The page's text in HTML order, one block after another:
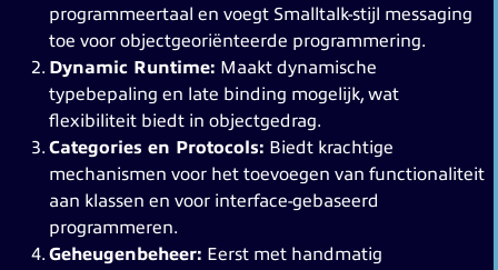
programmeertaal en voegt Smalltalk-stijl messaging
toe voor objectgeoriënteerde programmering.
Dynamic Runtime: Maakt dynamische
typebepaling en late binding mogelijk, wat
flexibiliteit biedt in objectgedrag.
Categories en Protocols: Biedt krachtige
mechanismen voor het toevoegen van functionaliteit
aan klassen en voor interface-gebaseerd
programmeren.
Geheugenbeheer: Eerst met handmatig